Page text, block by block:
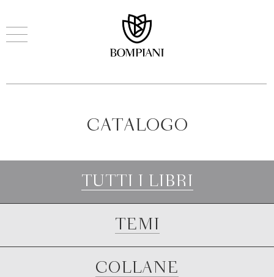
CATALOGO
TUTTI I LIBRI
TEMI
COLLANE